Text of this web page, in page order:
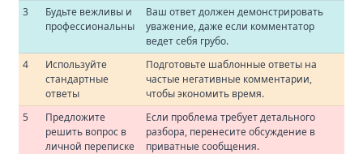
3
Будьте вежливы и
профессиональны
Ваш ответ должен демонстрировать
уважение, даже если комментатор
ведет себя грубо.
4
Используйте
стандартные
ответы
Подготовьте шаблонные ответы на
частые негативные комментарии,
чтобы экономить время.
5
Предложите
решить вопрос в
личной переписке
Если проблема требует детального
разбора, перенесите обсуждение в
приватные сообщения.